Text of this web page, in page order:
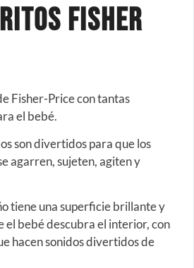
Fisher
Fisher-Price con tantas
el bebé.
son divertidos para que los
agarren, sujeten, agiten y
tiene una superficie brillante y
el bebé descubra el interior, con
hacen sonidos divertidos de